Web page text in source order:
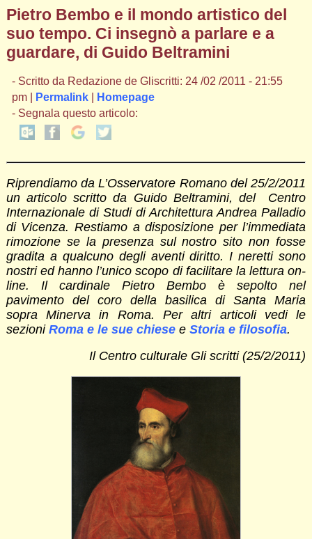
Pietro Bembo e il mondo artistico del
suo tempo. Ci insegnò a parlare e a
guardare, di Guido Beltramini
- Scritto da Redazione de Gliscritti: 24 /02 /2011 - 21:55
pm |
Permalink|
Homepage
- Segnala questo articolo:
Riprendiamo da L’Osservatore Romano del 25/2/2011
un articolo scritto da Guido Beltramini, del Centro
Internazionale di Studi di Architettura Andrea Palladio
di Vicenza. Restiamo a disposizione per l’immediata
rimozione se la presenza sul nostro sito non fosse
gradita a qualcuno degli aventi diritto. I neretti sono
nostri ed hanno l’unico scopo di facilitare la lettura on-
line. Il cardinale Pietro Bembo è sepolto nel
pavimento del coro della basilica di Santa Maria
sopra Minerva in Roma. Per altri articoli vedi le
sezioni Roma e le sue chiesee Storia e filosofia.
Il Centro culturale Gli scritti (25/2/2011)